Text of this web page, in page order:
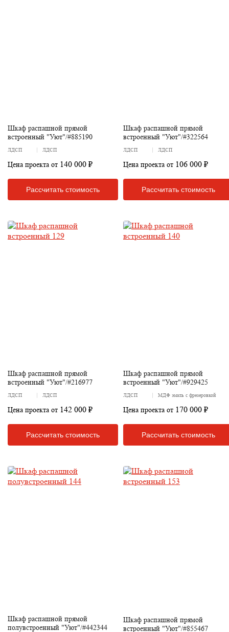
Шкаф распашной прямой
встроенный "Уют"/#885190
ЛДСП ЛДСП
Цена проекта от 140 000 ₽
Рассчитать стоимость
Шкаф распашной прямой
встроенный "Уют"/#322564
ЛДСП ЛДСП
Цена проекта от 106 000 ₽
Рассчитать стоимость
Шкаф распашной прямой
встроенный "Уют"/#216977
ЛДСП ЛДСП
Цена проекта от 142 000 ₽
Рассчитать стоимость
Шкаф распашной прямой
встроенный "Уют"/#929425
ЛДСП МДФ эмаль с фрезеровкой
Цена проекта от 170 000 ₽
Рассчитать стоимость
Шкаф распашной прямой
полувстроенный "Уют"/#442344
Шкаф распашной прямой
встроенный "Уют"/#855467